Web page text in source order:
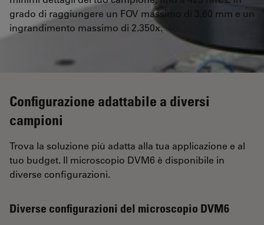
grado di raggiungere un FOV massimo di 3,60 mm e un
ingrandimento massimo di 2.350x.
Configurazione adattabile a diversi
campioni
Trova la soluzione più adatta alla tua applicazione e al
tuo budget. Il microscopio DVM6 è disponibile in
diverse configurazioni.
Diverse configurazioni del microscopio DVM6